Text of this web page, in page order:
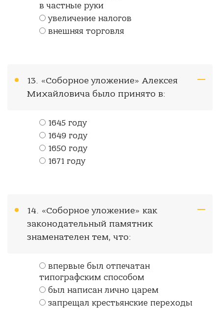
в частные руки
увеличение налогов
внешняя торговля
13. «Соборное уложение» Алексея
Михайловича было принято в:
1645 году
1649 году
1650 году
1671 году
14. «Соборное уложение» как
законодательный памятник
знаменателен тем, что:
впервые был отпечатан
типографским способом
был написан лично царем
запрещал крестьянские переходы